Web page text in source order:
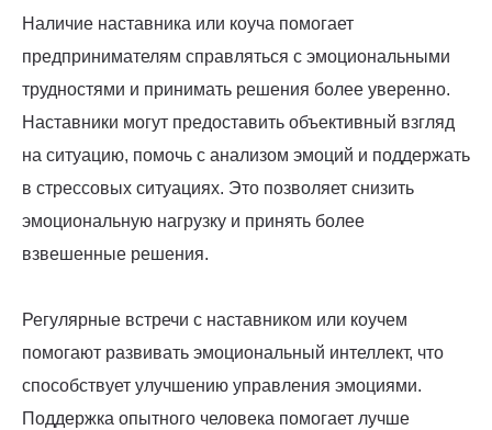
Наличие наставника или коуча помогает
предпринимателям справляться с эмоциональными
трудностями и принимать решения более уверенно.
Наставники могут предоставить объективный взгляд
на ситуацию, помочь с анализом эмоций и поддержать
в стрессовых ситуациях. Это позволяет снизить
эмоциональную нагрузку и принять более
взвешенные решения.
Регулярные встречи с наставником или коучем
помогают развивать эмоциональный интеллект, что
способствует улучшению управления эмоциями.
Поддержка опытного человека помогает лучше